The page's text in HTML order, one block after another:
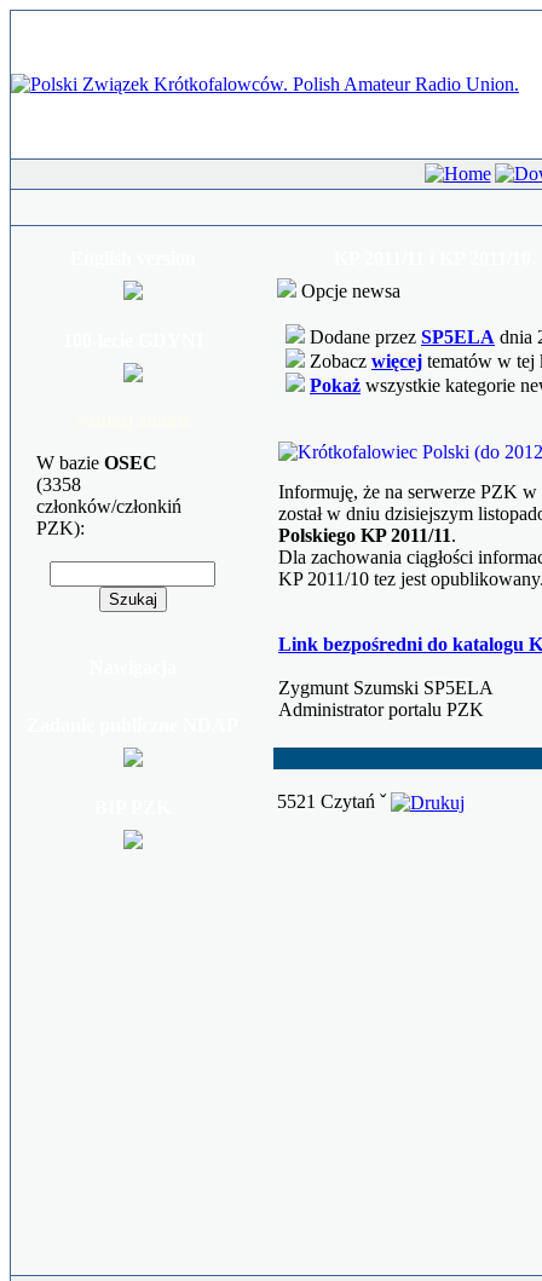
W bazie OSEC
(3358
członków/członkiń
PZK):
Opcje newsa
Dodane przez SP5ELA dnia
Zobacz więcej tematów w tej
Pokaż wszystkie kategorie
Informuję, że na serwerze PZK
został w dniu dzisiejszym
Polskiego KP 2011/11.
Dla zachowania ciągłości
KP 2011/10 tez jest
Link bezpośredni do katalogu
Zygmunt Szumski SP5ELA
Administrator portalu PZK
5521 Czytań ˇ